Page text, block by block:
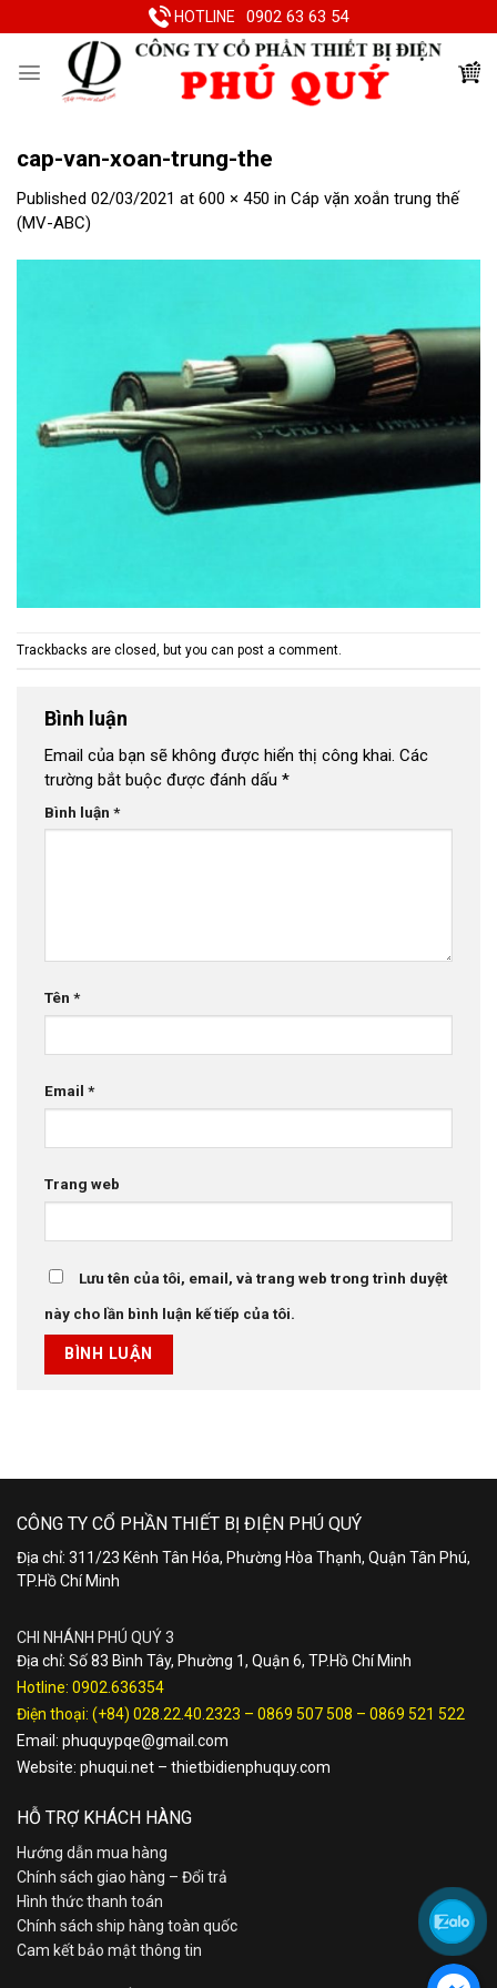
to
HOTLINE 0902 63 63 54
cap-van-xoan-trung-the
Published 02/03/2021 at 600 × 450 in Cáp vặn xoắn trung thế
(MV-ABC)
Trackbacks are closed, but you can post a comment.
Bình luận
Email của bạn sẽ không được hiển thị công khai. Các
trường bắt buộc được đánh dấu *
Bình luận *
Tên *
Email *
Trang web
Lưu tên của tôi, email, và trang web trong trình duyệt
này cho lần bình luận kế tiếp của tôi.
CÔNG TY CỔ PHẦN THIẾT BỊ ĐIỆN PHÚ QUÝ
Địa chỉ: 311/23 Kênh Tân Hóa, Phường Hòa Thạnh, Quận Tân Phú,
TP.Hồ Chí Minh
CHI NHÁNH PHÚ QUÝ 3
Địa chỉ: Số 83 Bình Tây, Phường 1, Quận 6, TP.Hồ Chí Minh
Hotline: 0902.636354
Điện thoại: (+84) 028.22.40.2323 – 0869 507 508 – 0869 521 522
Email: phuquypqe@gmail.com
Website: phuqui.net – thietbidienphuquy.com
HỖ TRỢ KHÁCH HÀNG
Hướng dẫn mua hàng
Chính sách giao hàng – Đổi trả
Hình thức thanh toán
Chính sách ship hàng toàn quốc
Cam kết bảo mật thông tin